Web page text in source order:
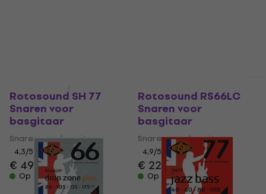
Rotosound SH 77
Snaren voor
basgitaar
Snaren voor basgitaar
4,3/5
€ 49 € 50,30
Op voorraad
Rotosound RS66LC
Snaren voor
basgitaar
Snaren voor basgitaar
4,9/5
€ 22,60
Op voorraad